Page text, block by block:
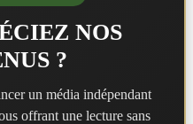
NOS
?
un média indépendant
offrant une lecture sans